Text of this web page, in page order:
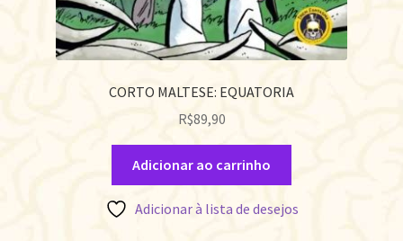
CORTO MALTESE: EQUATORIA
R$89,90
Adicionar ao carrinho
Adicionar à lista de desejos